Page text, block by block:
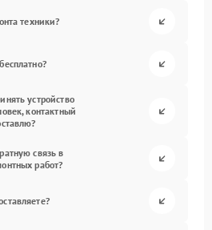
техники?
устройство
контактный
связь в
работ?